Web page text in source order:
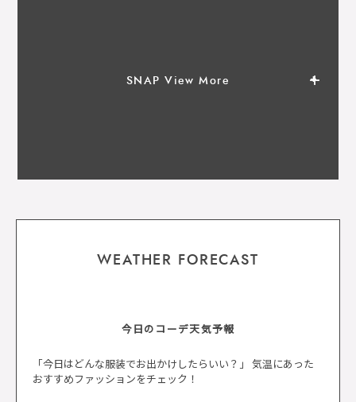
SNAP View More
WEATHER FORECAST
今日のコーデ天気予報
「今日はどんな服装でお出かけしたらいい？」 気温にあった
おすすめファッションをチェック！